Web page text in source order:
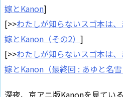
嫁とKanon]
[>>わたしが知らないスゴ本は
嫁とKanon（その2） ]
[>>わたしが知らないスゴ本は
嫁とKanon（最終回 : あゆと名雪
深夜、京アニ版Kanonを見てい